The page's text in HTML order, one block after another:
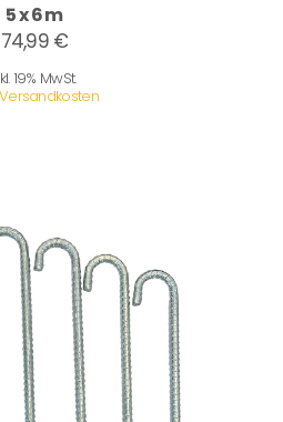
5 x 6 m
74,99 €
19% MwSt.
Versandkosten